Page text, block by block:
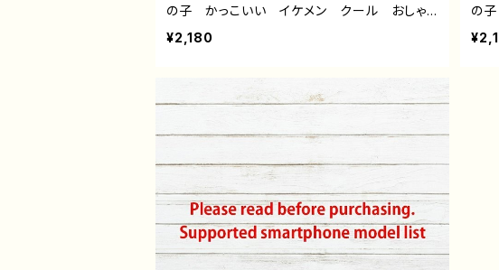
の子 かっこいい イケメン クール おしゃ
れ 動物 シャチ かわいい エモい メン
ズ クール レディース 女子 iPhone15/1
l Galaxy Android アンドロイド ケー
ス 個性的 おすすめ 人気 イラストレータ
ン グッズ タイトル：orca 作：しゅり
¥2,180
の
れ
デ